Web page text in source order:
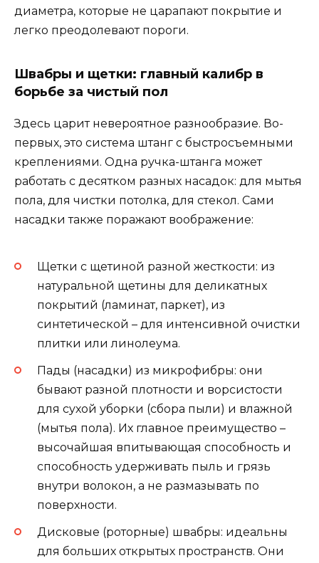
диаметра, которые не царапают покрытие и
легко преодолевают пороги.
Швабры и щетки: главный калибр в
борьбе за чистый пол
Здесь царит невероятное разнообразие. Во-
первых, это система штанг с быстросъемными
креплениями. Одна ручка-штанга может
работать с десятком разных насадок: для мытья
пола, для чистки потолка, для стекол. Сами
насадки также поражают воображение:
Щетки с щетиной разной жесткости: из
натуральной щетины для деликатных
покрытий (ламинат, паркет), из
синтетической – для интенсивной очистки
плитки или линолеума.
Пады (насадки) из микрофибры: они
бывают разной плотности и ворсистости
для сухой уборки (сбора пыли) и влажной
(мытья пола). Их главное преимущество –
высочайшая впитывающая способность и
способность удерживать пыль и грязь
внутри волокон, а не размазывать по
поверхности.
Дисковые (роторные) швабры: идеальны
для больших открытых пространств. Они